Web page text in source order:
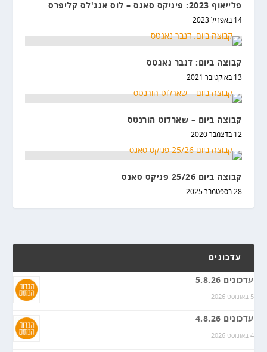
פלייאוף 2023: פיניקס סאנס – לוס אנג'לס קליפרס
14 באפריל 2023
קבוצה ביום: דנבר נאגטס
13 באוקטובר 2021
קבוצה ביום – שארלוט הורנטס
12 בדצמבר 2020
קבוצה ביום 25/26 פניקס סאנס
28 בספטמבר 2025
עדכונים
עדכונים 5.8.26
5 באוגוסט 2026
עדכונים 4.8.26
4 באוגוסט 2026